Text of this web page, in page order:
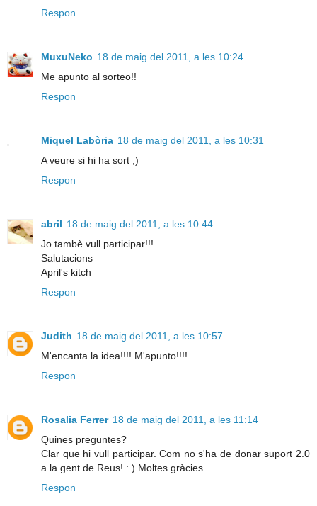
Respon
MuxuNeko 18 de maig del 2011, a les 10:24
Me apunto al sorteo!!
Respon
Miquel Labòria 18 de maig del 2011, a les 10:31
A veure si hi ha sort ;)
Respon
abril 18 de maig del 2011, a les 10:44
Jo tambè vull participar!!!
Salutacions
April's kitch
Respon
Judith 18 de maig del 2011, a les 10:57
M'encanta la idea!!!! M'apunto!!!!
Respon
Rosalia Ferrer 18 de maig del 2011, a les 11:14
Quines preguntes?
Clar que hi vull participar. Com no s'ha de donar suport 2.0
a la gent de Reus! : ) Moltes gràcies
Respon